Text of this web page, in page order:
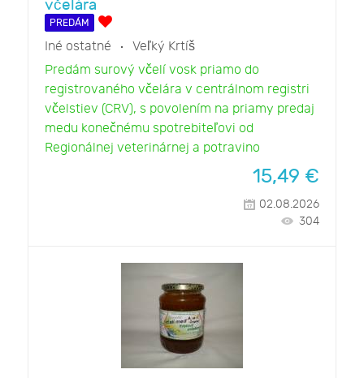
včelára
PREDÁM
Iné ostatné
Veľký Krtíš
Predám surový včelí vosk priamo do
registrovaného včelára v centrálnom registri
včelstiev (CRV), s povolením na priamy predaj
medu konečnému spotrebiteľovi od
Regionálnej veterinárnej a potravino
15,49 €
02.08.2026
304